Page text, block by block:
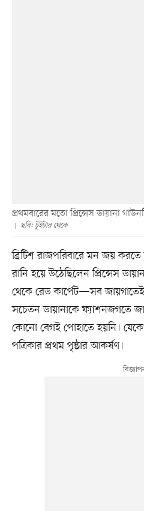
প্রথমবারের মতো প্রিন্সেস ডায়ানা
ছবি: টুইটার থেকে
ব্রিটিশ রাজপরিবারে মন জয়
রানি হয়ে উঠেছিলেন প্রিন্সেস
থেকে রেড কার্পেট—সব
সচেতন ডায়ানাকে ফ্যাশনজগতে
কোনো বেগই পোহাতে হয়নি।
পত্রিকার প্রথম পৃষ্ঠার আকর্ষণ।